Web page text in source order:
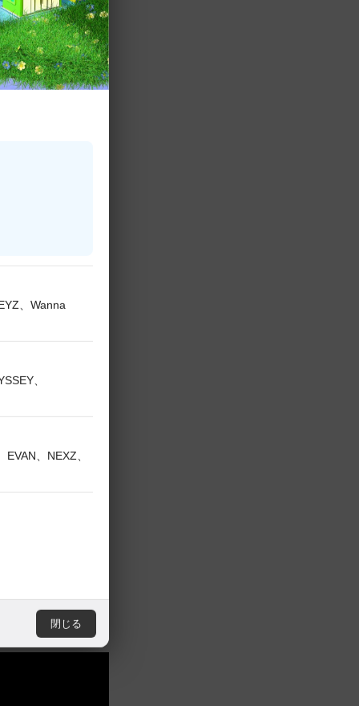
、Wanna
、
、NEXZ、
閉じる